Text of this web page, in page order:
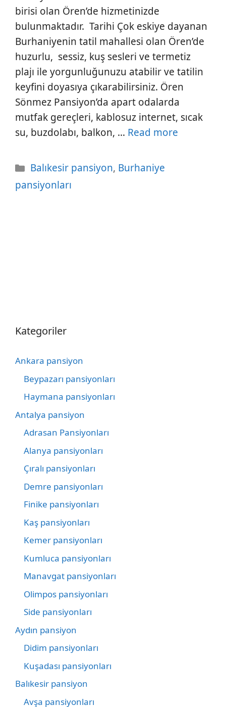
birisi olan Ören’de hizmetinizde
bulunmaktadır. Tarihi Çok eskiye dayanan
Burhaniyenin tatil mahallesi olan Ören’de
huzurlu, sessiz, kuş sesleri ve termetiz
plajı ile yorgunluğunuzu atabilir ve tatilin
keyfini doyasıya çıkarabilirsiniz. Ören
Sönmez Pansiyon’da apart odalarda
mutfak gereçleri, kablosuz internet, sıcak
su, buzdolabı, balkon, … Read more
Kategoriler
Balıkesir pansiyon, Burhaniye
pansiyonları
Kategoriler
Ankara pansiyon
Beypazarı pansiyonları
Haymana pansiyonları
Antalya pansiyon
Adrasan Pansiyonları
Alanya pansiyonları
Çıralı pansiyonları
Demre pansiyonları
Finike pansiyonları
Kaş pansiyonları
Kemer pansiyonları
Kumluca pansiyonları
Manavgat pansiyonları
Olimpos pansiyonları
Side pansiyonları
Aydın pansiyon
Didim pansiyonları
Kuşadası pansiyonları
Balıkesir pansiyon
Avşa pansiyonları